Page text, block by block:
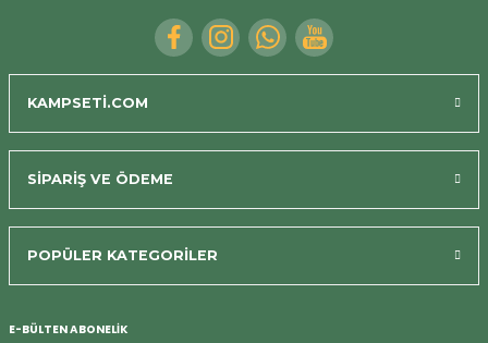
KAMPSETİ.COM
SİPARİŞ VE ÖDEME
POPÜLER KATEGORİLER
E-BÜLTEN ABONELİK
Bizi Arayın